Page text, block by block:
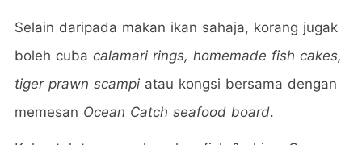
Selain daripada makan ikan sahaja, korang jugak
boleh cuba calamari rings, homemade fish cakes,
tiger prawn scampi atau kongsi bersama dengan
memesan Ocean Catch seafood board.